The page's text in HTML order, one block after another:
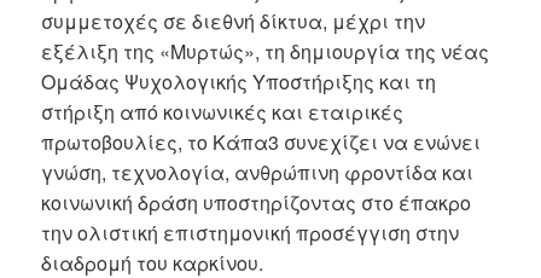
συμμετοχές σε διεθνή δίκτυα, μέχρι την
εξέλιξη της «Μυρτώς», τη δημιουργία της νέας
Ομάδας Ψυχολογικής Υποστήριξης και τη
στήριξη από κοινωνικές και εταιρικές
πρωτοβουλίες, το Κάπα3 συνεχίζει να ενώνει
γνώση, τεχνολογία, ανθρώπινη φροντίδα και
κοινωνική δράση υποστηρίζοντας στο έπακρο
την ολιστική επιστημονική προσέγγιση στην
διαδρομή του καρκίνου.